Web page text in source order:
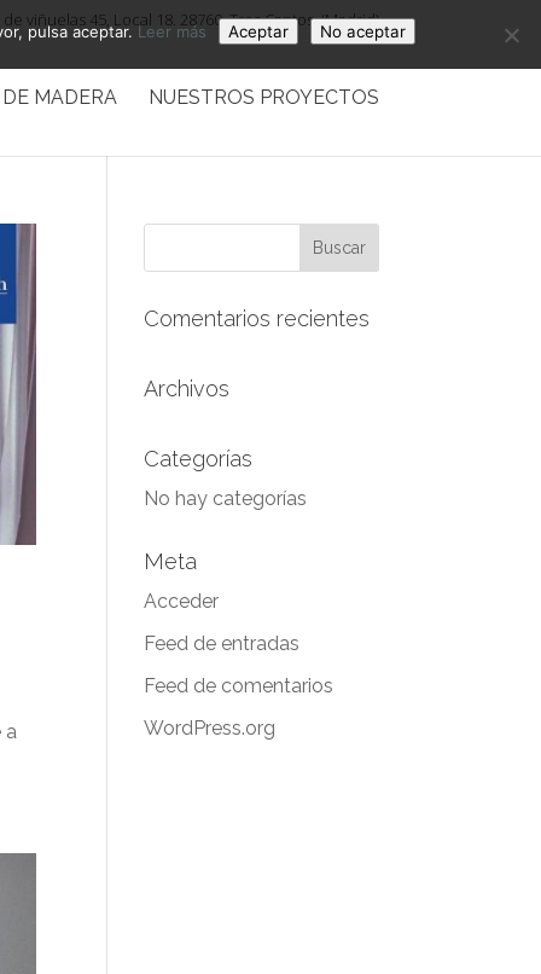
viñuelas 45, Local 18. 28760, Tres Cantos. (Madrid)
MADERA NUESTROS PROYECTOS
a
Comentarios recientes
Archivos
Categorías
No hay categorías
Meta
Acceder
Feed de entradas
Feed de comentarios
WordPress.org
pulsa aceptar.Leer más Aceptar No aceptar